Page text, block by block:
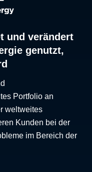
und verändert
genutzt,
Portfolio an
weltweites
Kunden bei der
im Bereich der